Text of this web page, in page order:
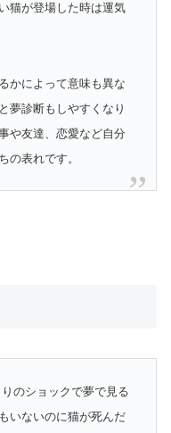
猫が登場した時は運気
かによって意味も異な
夢診断もしやすくなり
や友達、恋愛など自分
の表れです。
のショックで夢で見る
いないのに猫が死んだ